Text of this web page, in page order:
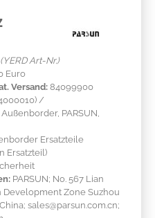
(YERD Art-Nr.)
Euro
Versand: 84099900
/
Außenborder, PARSUN,
Ersatzteile
Ersatzteil)
PARSUN; No. 567 Lian
Development Zone Suzhou
sales@parsun.com.cn;